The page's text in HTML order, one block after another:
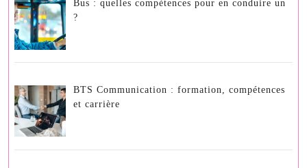
Bus : quelles compétences pour en conduire un
?
BTS Communication : formation, compétences
et carrière